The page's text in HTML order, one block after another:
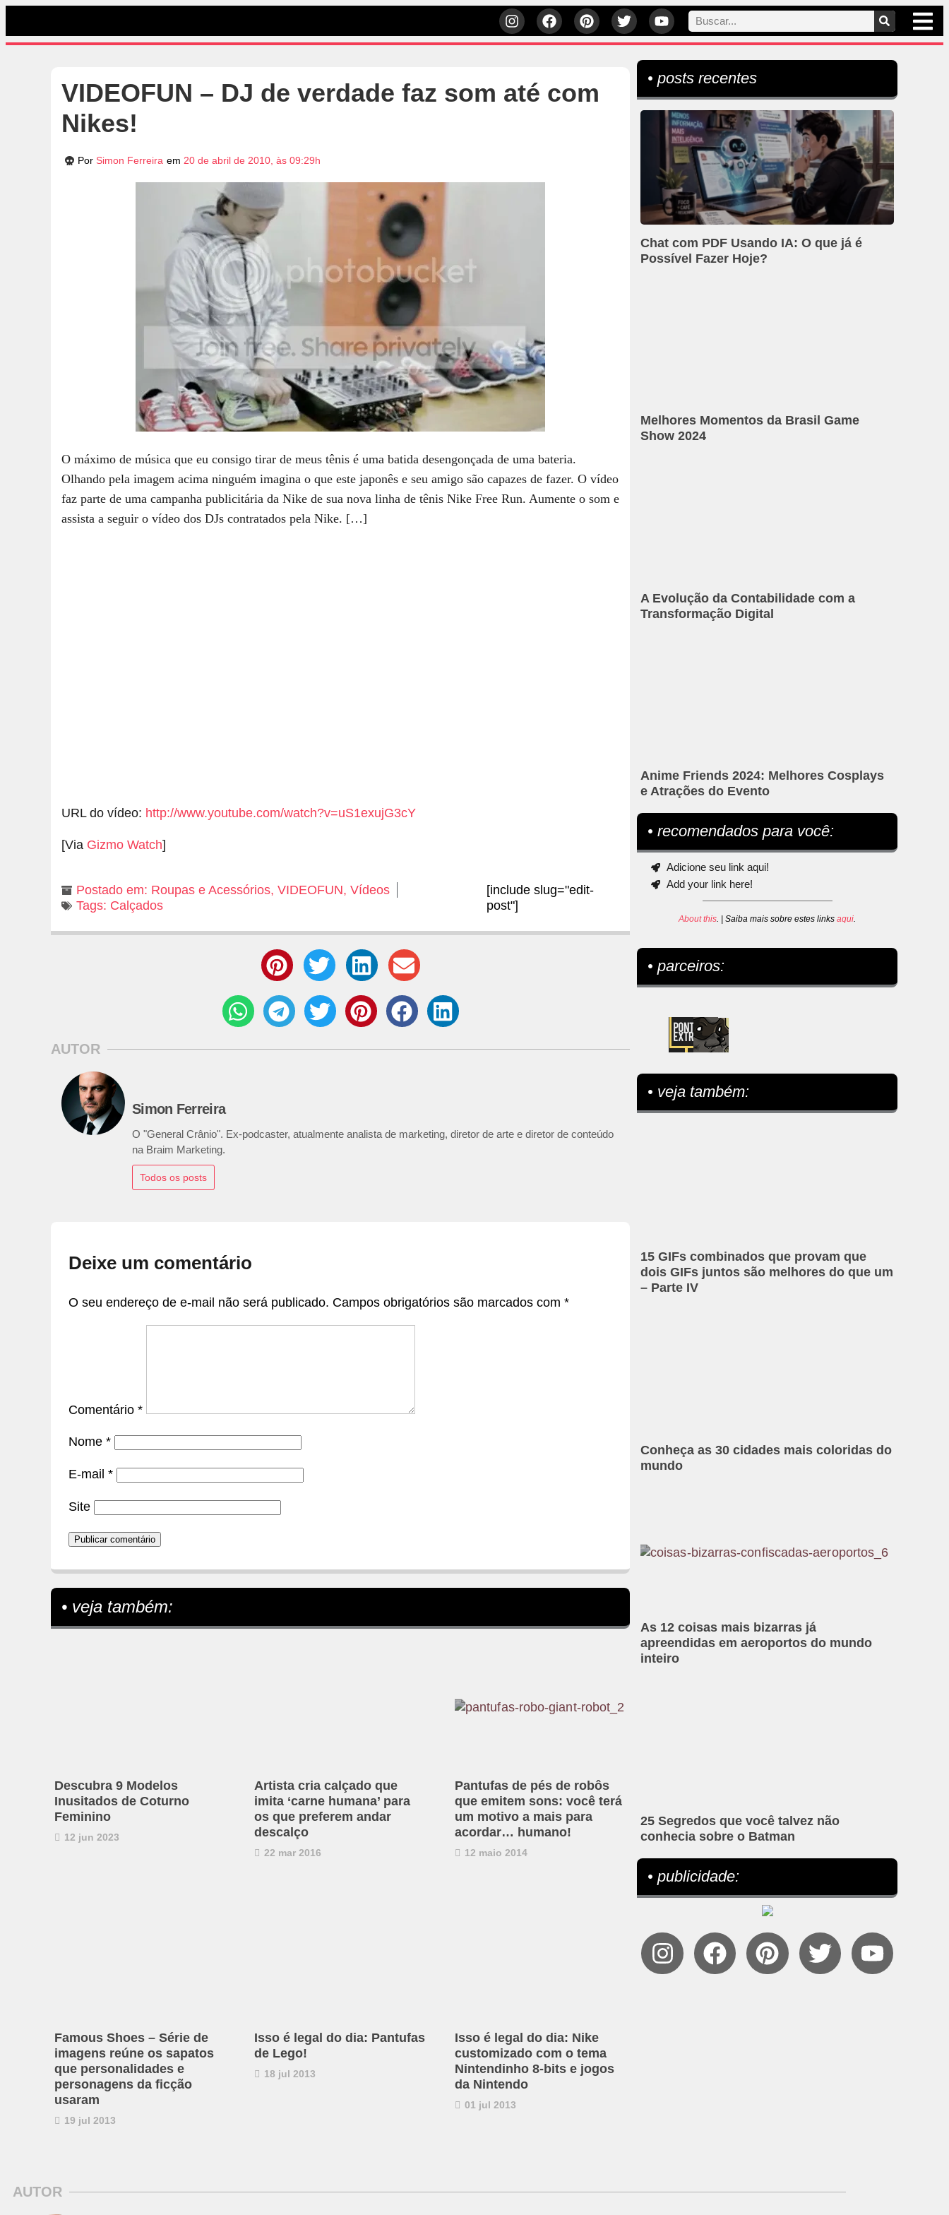
VIDEOFUN – DJ de verdade faz som até com
Nikes!
Por Simon Ferreira em 20 de abril de 2010, às 09:29h
O máximo de música que eu consigo tirar de meus tênis é uma batida desengonçada de uma bateria.
Olhando pela imagem acima ninguém imagina o que este japonês e seu amigo são capazes de fazer. O vídeo
faz parte de uma campanha publicitária da Nike de sua nova linha de tênis Nike Free Run. Aumente o som e
assista a seguir o vídeo dos DJs contratados pela Nike. […]
URL do vídeo: http://www.youtube.com/watch?v=uS1exujG3cY
[Via Gizmo Watch]
Postado em: Roupas e Acessórios, VIDEOFUN, Vídeos
Tags: Calçados
[include slug="edit-
post"]
AUTOR
Simon Ferreira
O "General Crânio". Ex-podcaster, atualmente analista de marketing, diretor de arte e diretor de conteúdo
na Braim Marketing.
Todos os posts
Deixe um comentário
O seu endereço de e-mail não será publicado. Campos obrigatórios são marcados com *
Comentário *
Nome *
E-mail *
Site
• veja também:
Descubra 9 Modelos
Inusitados de Coturno
Feminino
12 jun 2023
Artista cria calçado que
imita ‘carne humana’ para
os que preferem andar
descalço
22 mar 2016
Pantufas de pés de robôs
que emitem sons: você terá
um motivo a mais para
acordar… humano!
12 maio 2014
Famous Shoes – Série de
imagens reúne os sapatos
que personalidades e
personagens da ficção
usaram
19 jul 2013
Isso é legal do dia: Pantufas
de Lego!
18 jul 2013
Isso é legal do dia: Nike
customizado com o tema
Nintendinho 8-bits e jogos
da Nintendo
01 jul 2013
• posts recentes
Chat com PDF Usando IA: O que já é
Possível Fazer Hoje?
Melhores Momentos da Brasil Game
Show 2024
A Evolução da Contabilidade com a
Transformação Digital
Anime Friends 2024: Melhores Cosplays
e Atrações do Evento
• recomendados para você:
Adicione seu link aqui!
Add your link here!
About this. | Saiba mais sobre estes linksaqui.
• parceiros:
• veja também:
15 GIFs combinados que provam que
dois GIFs juntos são melhores do que um
– Parte IV
Conheça as 30 cidades mais coloridas do
mundo
As 12 coisas mais bizarras já
apreendidas em aeroportos do mundo
inteiro
25 Segredos que você talvez não
conhecia sobre o Batman
• publicidade:
AUTOR